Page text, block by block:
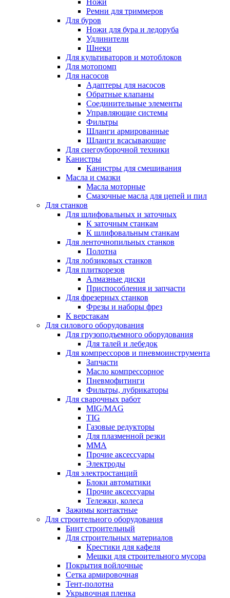
Ножи
Ремни для триммеров
Для буров
Ножи для бура и ледоруба
Удлинители
Шнеки
Для культиваторов и мотоблоков
Для мотопомп
Для насосов
Адаптеры для насосов
Обратные клапаны
Соединительные элементы
Управляющие системы
Фильтры
Шланги армированные
Шланги всасывающие
Для снегоуборочной техники
Канистры
Канистры для смешивания
Масла и смазки
Масла моторные
Смазочные масла для цепей и пил
Для станков
Для шлифовальных и заточных
К заточным станкам
К шлифовальным станкам
Для ленточнопильных станков
Полотна
Для лобзиковых станков
Для плиткорезов
Алмазные диски
Приспособления и запчасти
Для фрезерных станков
Фрезы и наборы фрез
К верстакам
Для силового оборудования
Для грузоподъемного оборудования
Для талей и лебедок
Для компрессоров и пневмоинструмента
Запчасти
Масло компрессорное
Пневмофитинги
Фильтры, лубрикаторы
Для сварочных работ
MIG/MAG
TIG
Газовые редукторы
Для плазменной резки
ММА
Прочие аксессуары
Электроды
Для электростанций
Блоки автоматики
Прочие аксессуары
Тележки, колеса
Зажимы контактные
Для строительного оборудования
Бинт строительный
Для строительных материалов
Крестики для кафеля
Мешки для строительного мусора
Покрытия войлочные
Сетка армировочная
Тент-полотна
Укрывочная пленка